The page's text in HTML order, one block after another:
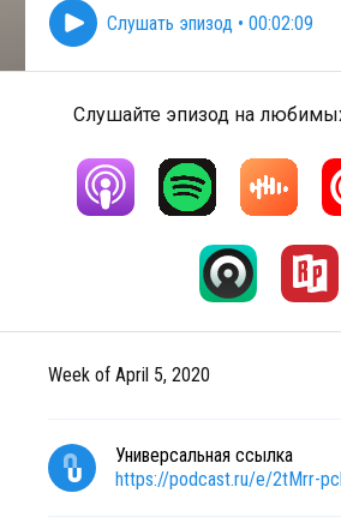
Слушать эпизод • 00:02:09
Слушайте эпизод на
Week of April 5, 2020
Универсальная ссылка
https://podcast.ru/e/2tMrr-